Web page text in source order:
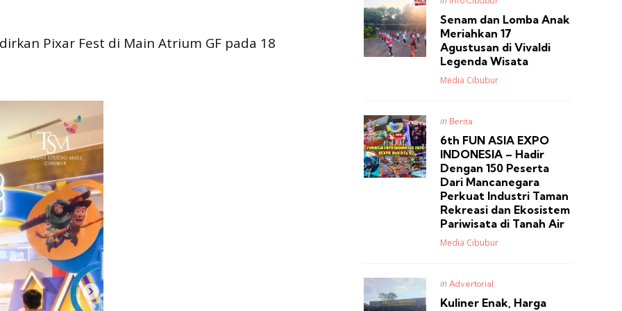
Pixar Fest di Main Atrium GF pada 18
Senam dan Lomba Anak
Meriahkan 17
Agustusan di Vivaldi
Legenda Wisata
Posted
Media Cibubur
Posted
in
in Berita
6th FUN ASIA EXPO
INDONESIA – Hadir
Dengan 150 Peserta
Dari Mancanegara
Perkuat Industri Taman
Rekreasi dan Ekosistem
Pariwisata di Tanah Air
Posted
Media Cibubur
Posted
in Advertorial
Kuliner Enak, Harga